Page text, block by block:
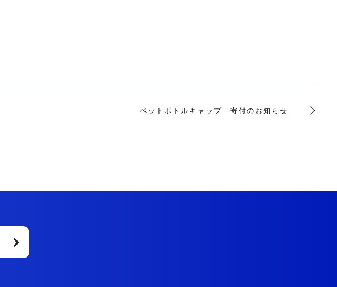
ペットボトルキャップ 寄付のお知らせ